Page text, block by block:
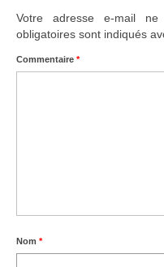
Votre adresse e-mail ne
obligatoires sont indiqués
Commentaire *
Nom *